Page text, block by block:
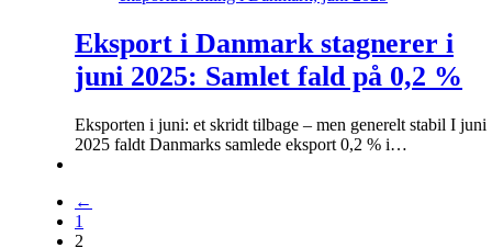
Eksport i Danmark stagnerer i
juni 2025: Samlet fald på 0,2 %
Eksporten i juni: et skridt tilbage – men generelt stabil I juni
2025 faldt Danmarks samlede eksport 0,2 % i…
←
1
2